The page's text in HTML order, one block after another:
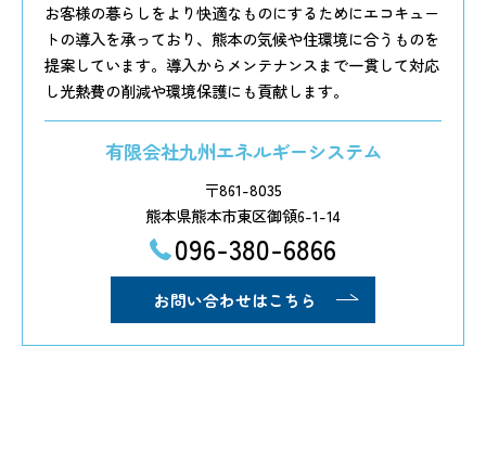
お客様の暮らしをより快適なものにするためにエコキュー
トの導入を承っており、熊本の気候や住環境に合うものを
提案しています。導入からメンテナンスまで一貫して対応
し光熱費の削減や環境保護にも貢献します。
有限会社九州エネルギーシステム
〒861-8035
熊本県熊本市東区御領6-1-14
096-380-6866
お問い合わせはこちら